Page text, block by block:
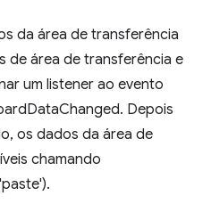
da área de transferência
de área de transferência e
um listener ao evento
Depois
os dados da área de
chamando